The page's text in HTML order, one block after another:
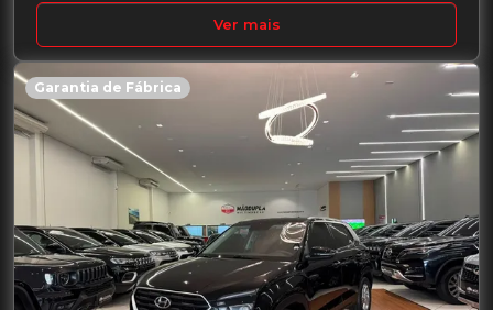
Ver mais
Garantia de Fábrica